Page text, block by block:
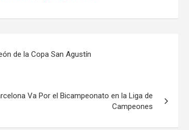
de la Copa San Agustín
Va Por el Bicampeonato en la Liga de
Campeones